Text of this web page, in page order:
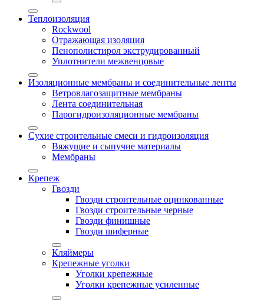
Теплоизоляция
Rockwool
Отражающая изоляция
Пенополистирол экструдированный
Уплотнители межвенцовые
Изоляционные мембраны и соединительные ленты
Ветровлагозащитные мембраны
Лента соединительная
Парогидроизоляционные мембраны
Сухие строительные смеси и гидроизоляция
Вяжущие и сыпучие материалы
Мембраны
Крепеж
Гвозди
Гвозди строительные оцинкованные
Гвозди строительные черные
Гвозди финишные
Гвозди шиферные
Кляймеры
Крепежные уголки
Уголки крепежные
Уголки крепежные усиленные